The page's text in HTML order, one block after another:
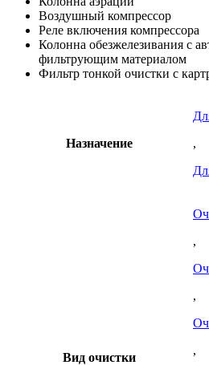
Воздушный компрессор
Реле включения компрессора
Колонна обезжелезивания с
фильтрующим материалом
Фильтр тонкой очистки с
Назначение
,
Вид очистки
,
,
,